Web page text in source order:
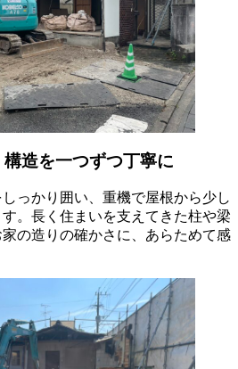
造を一つずつ丁寧に
っかり囲い、重機で屋根から少し
。長く住まいを支えてきた柱や梁
の造りの確かさに、あらためて感